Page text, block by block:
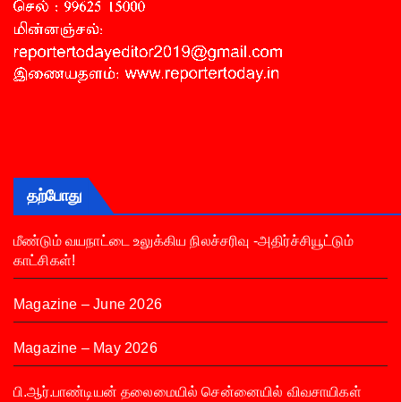
தற்போது
மீண்டும் வயநாட்டை உலுக்கிய நிலச்சரிவு -அதிர்ச்சியூட்டும்
காட்சிகள்!
Magazine – June 2026
Magazine – May 2026
பி.ஆர்.பாண்டியன் தலைமையில் சென்னையில் விவசாயிகள்